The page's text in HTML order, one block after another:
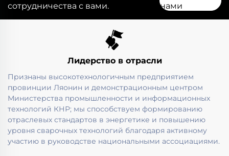
сотрудничества с вами.
нами
Лидерство в отрасли
Признаны высокотехнологичным предприятием
провинции Ляонин и демонстрационным центром
Министерства промышленности и информационных
технологий КНР; мы способствуем формированию
отраслевых стандартов в энергетике и повышению
уровня сварочных технологий благодаря активному
участию в руководстве национальными ассоциациями.